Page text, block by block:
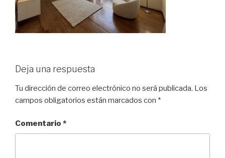
Deja una respuesta
Tu dirección de correo electrónico no será publicada. Los
campos obligatorios están marcados con *
Comentario *